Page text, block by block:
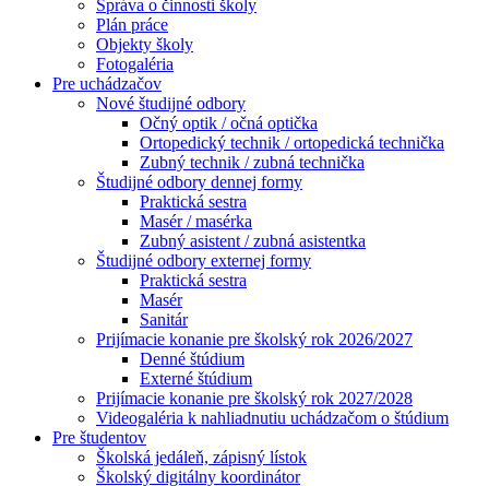
Správa o činnosti školy
Plán práce
Objekty školy
Fotogaléria
Pre uchádzačov
Nové študijné odbory
Očný optik / očná optička
Ortopedický technik / ortopedická technička
Zubný technik / zubná technička
Študijné odbory dennej formy
Praktická sestra
Masér / masérka
Zubný asistent / zubná asistentka
Študijné odbory externej formy
Praktická sestra
Masér
Sanitár
Prijímacie konanie pre školský rok 2026/2027
Denné štúdium
Externé štúdium
Prijímacie konanie pre školský rok 2027/2028
Videogaléria k nahliadnutiu uchádzačom o štúdium
Pre študentov
Školská jedáleň, zápisný lístok
Školský digitálny koordinátor